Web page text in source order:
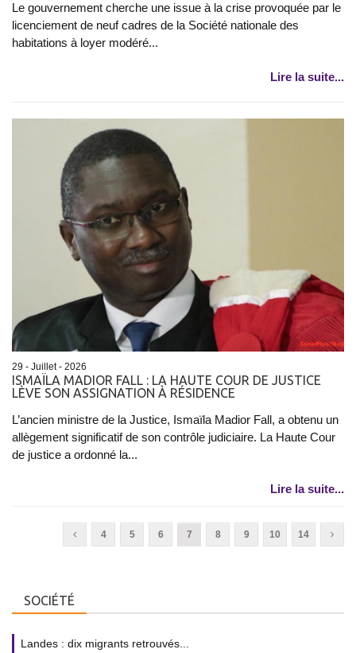
Le gouvernement cherche une issue à la crise provoquée par le
licenciement de neuf cadres de la Société nationale des
habitations à loyer modéré...
Lire la suite...
29 - Juillet - 2026
ISMAÏLA MADIOR FALL : LA HAUTE COUR DE JUSTICE
LÈVE SON ASSIGNATION À RÉSIDENCE
L’ancien ministre de la Justice, Ismaïla Madior Fall, a obtenu un
allègement significatif de son contrôle judiciaire. La Haute Cour
de justice a ordonné la...
Lire la suite...
4 5 6 7 8 9 10 14
SOCIÉTÉ
Landes : dix migrants retrouvés...